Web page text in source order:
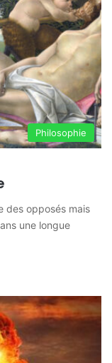
Philosophie
des opposés mais
une longue